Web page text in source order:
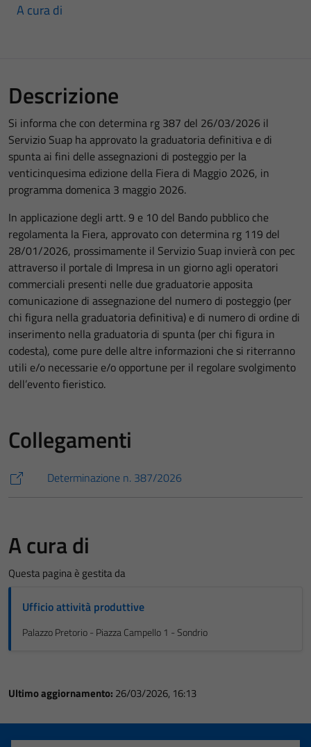
A cura di
Descrizione
Si informa che con determina rg 387 del 26/03/2026 il
Servizio Suap ha approvato la graduatoria definitiva e di
spunta ai fini delle assegnazioni di posteggio per la
venticinquesima edizione della Fiera di Maggio 2026, in
programma domenica 3 maggio 2026.
In applicazione degli artt. 9 e 10 del Bando pubblico che
regolamenta la Fiera, approvato con determina rg 119 del
28/01/2026, prossimamente il Servizio Suap invierà con pec
attraverso il portale di Impresa in un giorno agli operatori
commerciali presenti nelle due graduatorie apposita
comunicazione di assegnazione del numero di posteggio (per
chi figura nella graduatoria definitiva) e di numero di ordine di
inserimento nella graduatoria di spunta (per chi figura in
codesta), come pure delle altre informazioni che si riterranno
utili e/o necessarie e/o opportune per il regolare svolgimento
dell’evento fieristico.
Collegamenti
Determinazione n. 387/2026
A cura di
Questa pagina è gestita da
Ufficio attività produttive
Palazzo Pretorio - Piazza Campello 1 - Sondrio
Ultimo aggiornamento: 26/03/2026, 16:13